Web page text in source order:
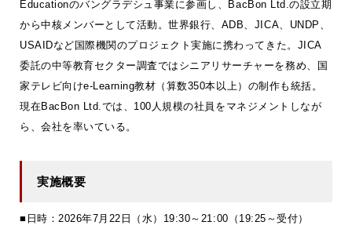
Educationのバングラデシュ事業に参画し、BacBon Ltd.の設立期
から中核メンバーとして活動。世界銀行、ADB、JICA、UNDP、
USAIDなど国際機関のプロジェクト実施に携わってきた。JICA
委託の中等教育セクター調査ではシニアリサーチャーを務め、国
家テレビ向けe-Learning教材（算数350本以上）の制作も統括。
現在BacBon Ltd.では、100人規模の社員をマネジメントしなが
ら、会社を率いている。
実施概要
■日時：2026年7月22日（水）19:30～21:00（19:25～受付）